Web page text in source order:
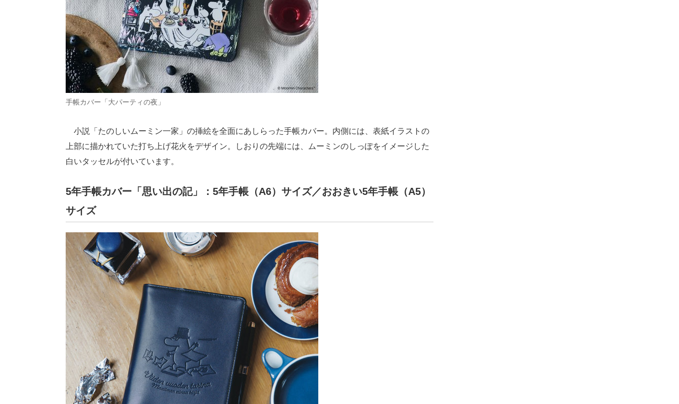
手帳カバー「大パーティの夜」
小説「たのしいムーミン一家」の挿絵を全面にあしらった手帳カバー。内側には、表紙イラストの
上部に描かれていた打ち上げ花火をデザイン。しおりの先端には、ムーミンのしっぽをイメージした
白いタッセルが付いています。
5年手帳カバー「思い出の記」：5年手帳（A6）サイズ／おおきい5年手帳（A5）
サイズ